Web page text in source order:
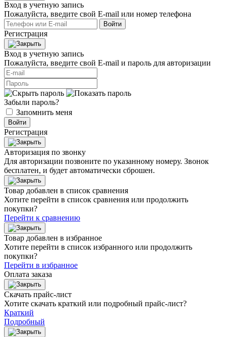
Вход в учетную запись
Пожалуйста, введите свой E‑mail или номер телефона
Войти
Регистрация
Вход в учетную запись
Пожалуйста, введите свой E‑mail и пароль для авторизации
Забыли пароль?
Запомнить меня
Войти
Регистрация
Авторизация по звонку
Для авторизации позвоните по указанному номеру. Звонок
бесплатен, и будет автоматически сброшен.
Товар добавлен в список сравнения
Хотите перейти в список сравнения или продолжить
покупки?
Перейти к сравнению
Товар добавлен в избранное
Хотите перейти в список избранного или продолжить
покупки?
Перейти в избранное
Оплата заказа
Скачать прайс-лист
Хотите скачать краткий или подробный прайс-лист?
Краткий
Подробный